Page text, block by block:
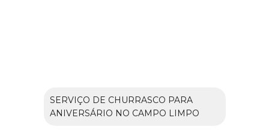
SERVIÇO DE CHURRASCO PARA
ANIVERSÁRIO NO CAMPO LIMPO